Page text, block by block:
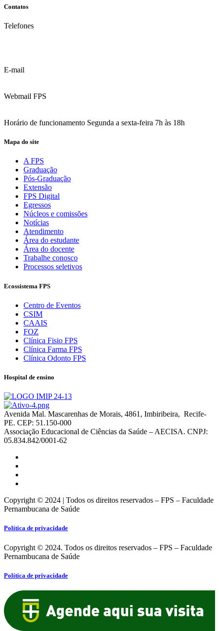
Contatos
Telefones
E-mail
Webmail FPS
Horário de funcionamento Segunda a sexta-feira 7h às 18h
Mapa do site
A FPS
Graduação
Pós-Graduação
Extensão
FPS Digital
Egressos
Núcleos e comissões
Notícias
Atendimento
Área do estudante
Área do docente
Trabalhe conosco
Processos seletivos
Ecossistema FPS
Centro de Eventos
CSIM
CAAIS
FOZ
Clínica Fisio FPS
Clínica Farma FPS
Clínica Odonto FPS
Hospital de ensino
Avenida Mal. Mascarenhas de Morais, 4861, Imbiribeira, Recife-
PE. CEP: 51.150-000
Associação Educacional de Ciências da Saúde – AECISA. CNPJ:
05.834.842/0001-62
Copyright © 2024 | Todos os direitos reservados – FPS – Faculdade
Pernambucana de Saúde
Política de privacidade
Copyright © 2024. Todos os direitos reservados – FPS – Faculdade
Pernambucana de Saúde
Política de privacidade